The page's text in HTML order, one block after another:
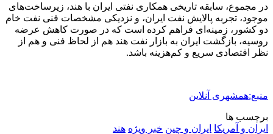
در مجموع، سابقه تاریخی همکاری نفتی ایران با هند، زیرساخت‌های
موجود، تجربه پالایش نفت ایران، و نزدیکی مشخصات فنی نفت خام
دو کشور، زمینه‌ای فراهم کرده است که در صورت کاهش عرضه
روسیه، بازگشت ایران به بازار نفت هند هم از لحاظ فنی و هم از
نظر اقتصادی سریع و کم‌هزینه باشد.
منبع:همشهری آنلاین
برچسب ها
ایران و آمریکا ایران و چین خبر ویژه هند